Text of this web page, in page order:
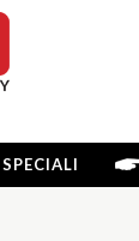
SPECIALI